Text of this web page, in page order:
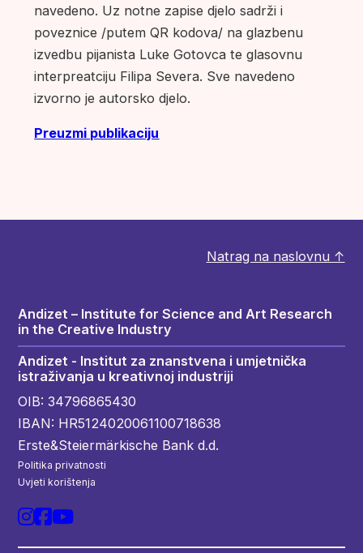
navedeno. Uz notne zapise djelo sadrži i
poveznice /putem QR kodova/ na glazbenu
izvedbu pijanista Luke Gotovca te glasovnu
interpreatciju Filipa Severa. Sve navedeno
izvorno je autorsko djelo.
Preuzmi publikaciju
Natrag na naslovnu ↑
Andizet – Institute for Science and Art Research
in the Creative Industry
Andizet - Institut za znanstvena i umjetnička
istraživanja u kreativnoj industriji
OIB: 34796865430
IBAN: HR5124020061100718638
Erste&Steiermärkische Bank d.d.
Politika privatnosti
Uvjeti korištenja